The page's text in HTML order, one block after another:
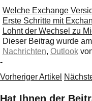
Welche Exchange
Erste Schritte mit
Lohnt der Wechsel zu
Dieser Beitrag wurde am
Nachrichten, Outlook
-
Vorheriger Artikel
Hat Ihnen der